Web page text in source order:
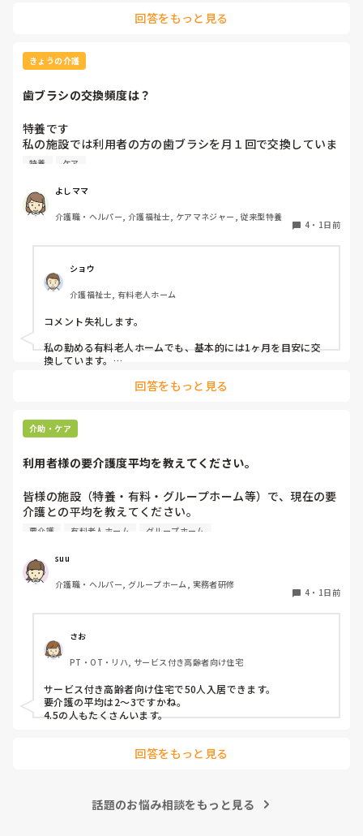
断出来ないからです。職場の人間関係は働いてみないと分かり
回答をもっと見る
きょうの介護
歯ブラシの交換頻度は？
特養です
私の施設では利用者の方の歯ブラシを月１回で交換していま
す、みなさんのところはどれくらいの頻度で交換されていま
特養 ケア
よしママ
介護職・ヘルパー, 介護福祉士, ケアマネジャー, 従来型特養
4 ・ 1日前
ショウ
介護福祉士, 有料老人ホーム
コメント失礼します。
私の勤める有料老人ホームでも、基本的には1ヶ月を目安に交
換しています。
関してはご本人のペースにお任せしています。
ゃるため、状態を見つつ交換間隔を少し長めにするなど、個別
の事情に合わせて柔軟に対応しています。
他の施設での対応も気になりますね。参考になれば幸いです。
回答をもっと見る
介助・ケア
利用者様の要介護度平均を教えてください。
皆様の施設（特養・有料・グループホーム等）で、現在の要
介護との平均を教えてください。
要介護 有料老人ホーム グループホーム
suu
介護職・ヘルパー, グループホーム, 実務者研修
4 ・ 1日前
さお
PT・OT・リハ, サービス付き高齢者向け住宅
サービス付き高齢者向け住宅で50人入居できます。
要介護の平均は2〜3ですかね。
4.5の人もたくさんいます。
回答をもっと見る
話題のお悩み相談をもっと見る